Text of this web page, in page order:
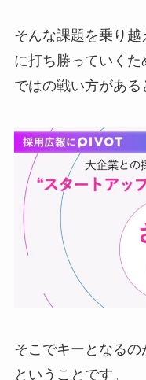
そんな課題を乗り
に打ち勝っていく
ではの戦い方がある
そこでキーとなる
ということです。